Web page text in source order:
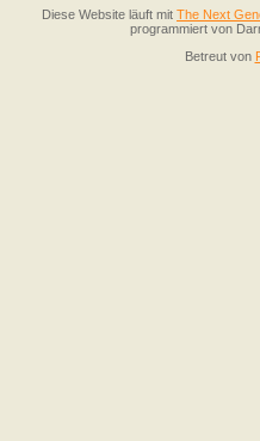
Diese Website läuft mit The Next
programmiert von
Betreut von